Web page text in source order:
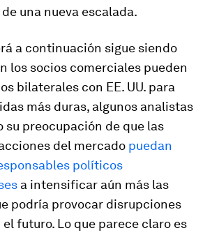
una nueva escalada.
a continuación sigue siendo
los socios comerciales pueden
bilaterales con EE. UU. para
más duras, algunos analistas
su preocupación de que las
del mercado puedan
políticos
a intensificar aún más las
podría provocar disrupciones
el futuro. Lo que parece claro es